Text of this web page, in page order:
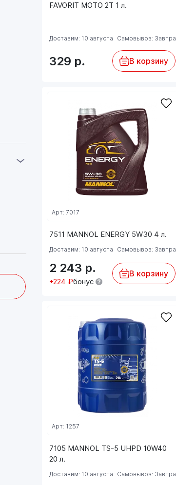
FAVORIT MOTO 2T 1 л.
Доставим: 10 августа Самовывоз: Завтра
329 р. В корзину
7511 MANNOL ENERGY 5W30 4 л.
Арт: 7017
Доставим: 10 августа Самовывоз: Завтра
2 243 р.
+224 ₽бонус
В корзину
7105 MANNOL TS-5 UHPD 10W40
20 л.
Арт: 1257
Доставим: 10 августа Самовывоз: Завтра